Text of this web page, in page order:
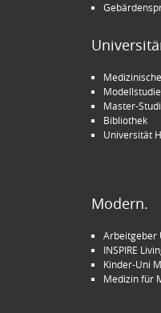
Master-
Bibliothek
Universität
Modern.
Arbeitgeber
INSPIRE
Kinder-Uni
Medizin für